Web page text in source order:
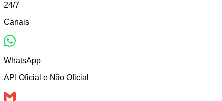
24/7
Canais
WhatsApp
API Oficial e Não Oficial